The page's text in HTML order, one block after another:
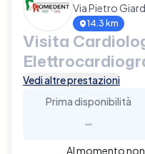
Via Pietro
14.3 km
Visita
Vedi altre prestazioni
Prima disponibilità
-
Al momento